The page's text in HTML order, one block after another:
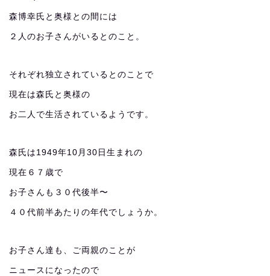
森博幸氏と奥様との間には
２人のお子さんがいるとのこと。
それぞれ独立されているとのことで
現在は森氏と奥様の
お二人で生活されているようです。
森氏は1949年10月30日生まれの
現在６７歳で
お子さんも３０代後半〜
４０代前半あたりの年代でしょうか。
お子さん達も、ご両親のことが
ニュースになったので